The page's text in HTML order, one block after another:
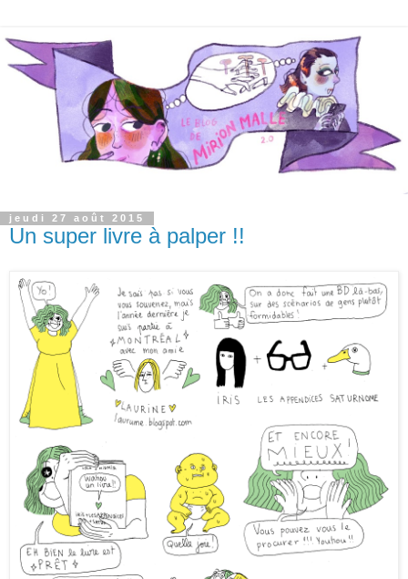
jeudi 27 août 2015
Un super livre à palper !!